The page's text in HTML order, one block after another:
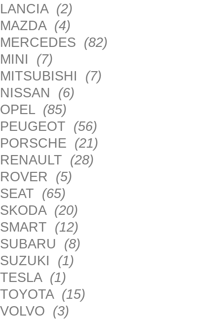
LANCIA (2)
MAZDA (4)
MERCEDES (82)
MINI (7)
MITSUBISHI (7)
NISSAN (6)
OPEL (85)
PEUGEOT (56)
PORSCHE (21)
RENAULT (28)
ROVER (5)
SEAT (65)
SKODA (20)
SMART (12)
SUBARU (8)
SUZUKI (1)
TESLA (1)
TOYOTA (15)
VOLVO (3)